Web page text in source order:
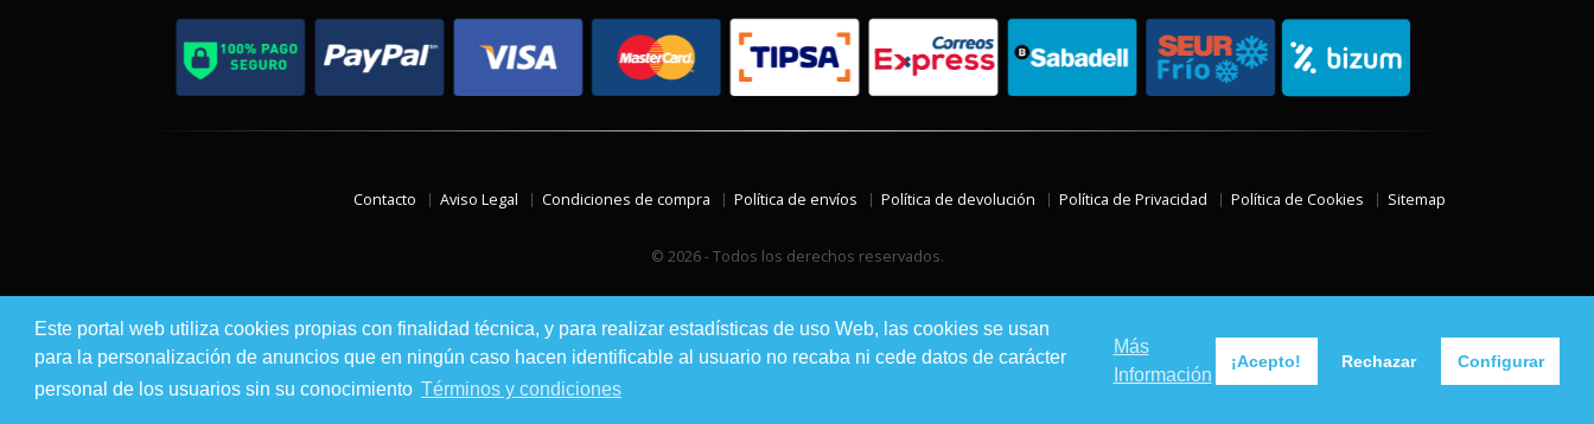
Este portal web utiliza cookies propias con finalidad técnica, y para realizar estadísticas de uso Web, las cookies se usan
para la personalización de anuncios que en ningún caso hacen identificable al usuario no recaba ni cede datos de carácter
personal de los usuarios sin su conocimiento Términos y condiciones
Más
Información
¡Acepto! Rechazar Configurar
Contacto Aviso Legal Condiciones de compra Política de envíos Política de devolución Política de Privacidad Política de Cookies Sitemap
© 2026 - Todos los derechos reservados.